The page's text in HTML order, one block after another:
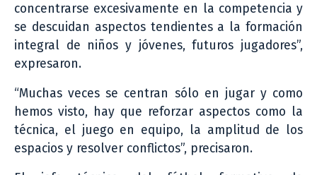
concentrarse excesivamente en la competencia y
se descuidan aspectos tendientes a la formación
integral de niños y jóvenes, futuros jugadores”,
expresaron.
“Muchas veces se centran sólo en jugar y como
hemos visto, hay que reforzar aspectos como la
técnica, el juego en equipo, la amplitud de los
espacios y resolver conflictos”, precisaron.